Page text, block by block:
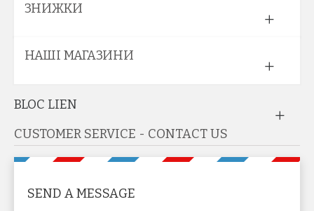
ЗНИЖКИ
НАШІ МАГАЗИНИ
BLOC LIEN
CUSTOMER SERVICE - CONTACT US
SEND A MESSAGE